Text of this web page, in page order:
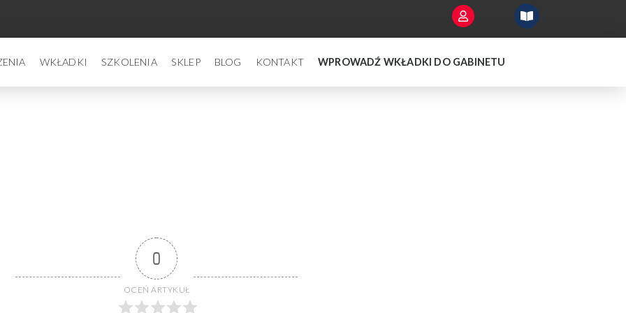
WKŁADKI SZKOLENIA SKLEP BLOG KONTAKT WPROWADŹ WKŁADKI DO GABINETU
0
OCEŃ ARTYKUŁ